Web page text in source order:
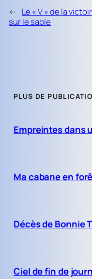
← Le « V » de la
sur le sable
PLUS DE
Empreintes dans
Ma cabane en
Décès de Bonnie
Ciel de fin de